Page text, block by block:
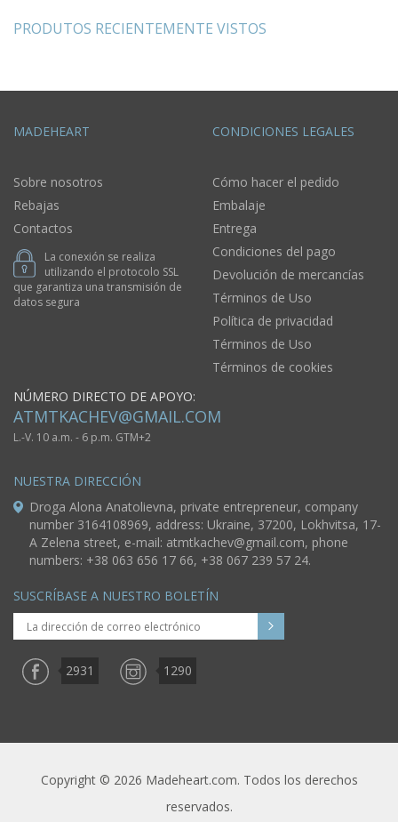
PRODUTOS RECIENTEMENTE VISTOS
MADEHEART
Sobre nosotros
Rebajas
Contactos
La conexión se realiza
utilizando el protocolo SSL
que garantiza una transmisión de
datos segura
CONDICIONES LEGALES
Cómo hacer el pedido
Embalaje
Entrega
Condiciones del pago
Devolución de mercancías
Términos de Uso
Política de privacidad
Términos de Uso
Términos de cookies
NÚMERO DIRECTO DE APOYO:
ATMTKACHEV@GMAIL.COM
L.-V. 10 a.m. - 6 p.m. GTM+2
NUESTRA DIRECCIÓN
Droga Alona Anatolievna, private entrepreneur, company
number 3164108969, address: Ukraine, 37200, Lokhvitsa, 17-
A Zelena street, e-mail: atmtkachev@gmail.com, phone
numbers: +38 063 656 17 66, +38 067 239 57 24.
SUSCRÍBASE A NUESTRO BOLETÍN
2931 1290
Copyright © 2026 Madeheart.com. Todos los derechos
reservados.